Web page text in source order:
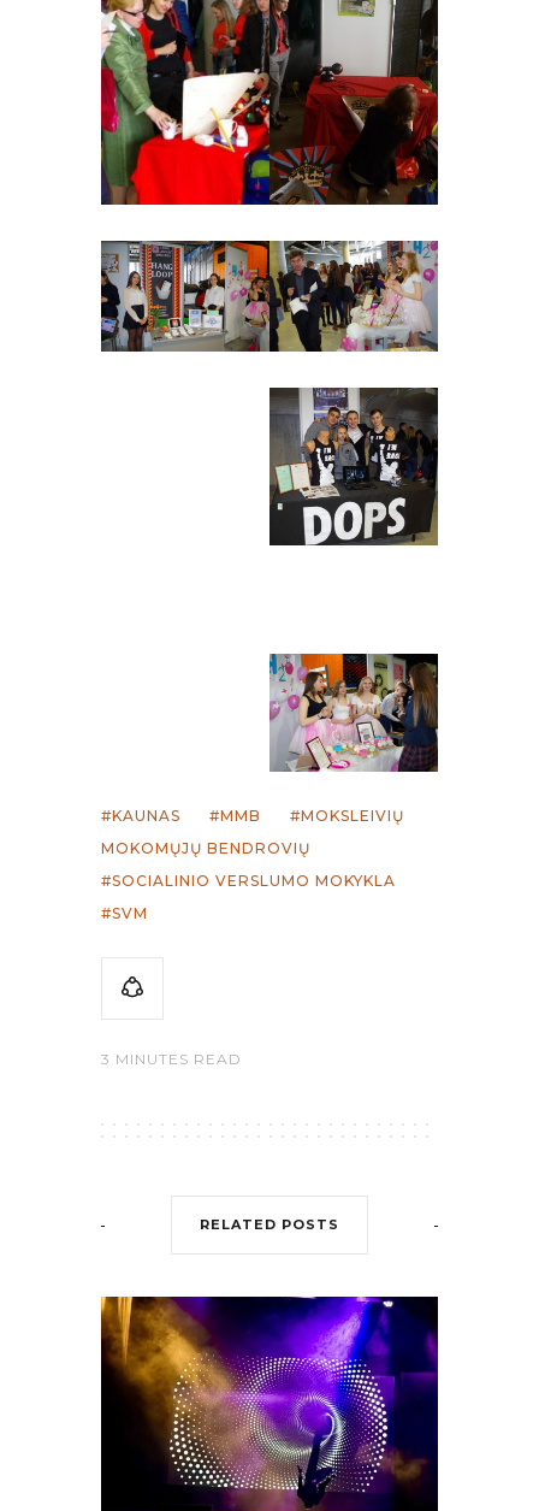
KAUNAS MMB
MOKSLEIVIŲ
MOKOMŲJŲ BENDROVIŲ
SOCIALINIO VERSLUMO MOKYKLA
SVM
3 MINUTES READ
RELATED POSTS